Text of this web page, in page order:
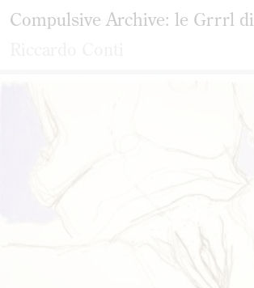
Compulsive Archive: le Grrrl